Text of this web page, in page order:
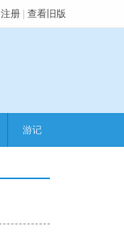
注册 查看旧版
游记